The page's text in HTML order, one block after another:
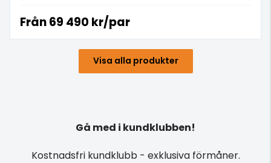
Från69 490 kr/par
Visa alla produkter
Gå med i kundklubben!
Kostnadsfri kundklubb - exklusiva förmåner.